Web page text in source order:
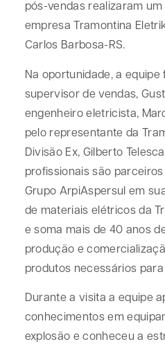
pós-vendas realizaram
empresa Tramontina
Carlos Barbosa-RS.
Na oportunidade, a
supervisor de vendas,
engenheiro eletricista,
pelo representante da
Divisão Ex, Gilberto
profissionais são
Grupo ArpiAspersul em
de materiais elétricos da
e soma mais de 40 anos
produção e
produtos necessários
Durante a visita a equipe
conhecimentos em
explosão e conheceu a